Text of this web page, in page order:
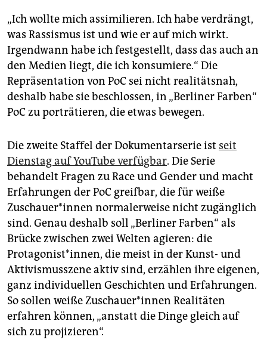
„Ich wollte mich assimilieren. Ich habe verdrängt,
was Rassismus ist und wie er auf mich wirkt.
Irgendwann habe ich festgestellt, dass das auch an
den Medien liegt, die ich konsumiere.“ Die
Repräsentation von PoC sei nicht realitätsnah,
deshalb habe sie beschlossen, in „Berliner Farben“
PoC zu porträtieren, die etwas bewegen.
Die zweite Staffel der Dokumentarserie ist seit
Dienstag auf YouTube verfügbar. Die Serie
behandelt Fragen zu Race und Gender und macht
Erfahrungen der PoC greifbar, die für weiße
Zuschauer*innen normalerweise nicht zugänglich
sind. Genau deshalb soll „Berliner Farben“ als
Brücke zwischen zwei Welten agieren: die
Protagonist*innen, die meist in der Kunst- und
Aktivismusszene aktiv sind, erzählen ihre eigenen,
ganz individuellen Geschichten und Erfahrungen.
So sollen weiße Zuschauer*innen Realitäten
erfahren können, „anstatt die Dinge gleich auf
sich zu projizieren“.